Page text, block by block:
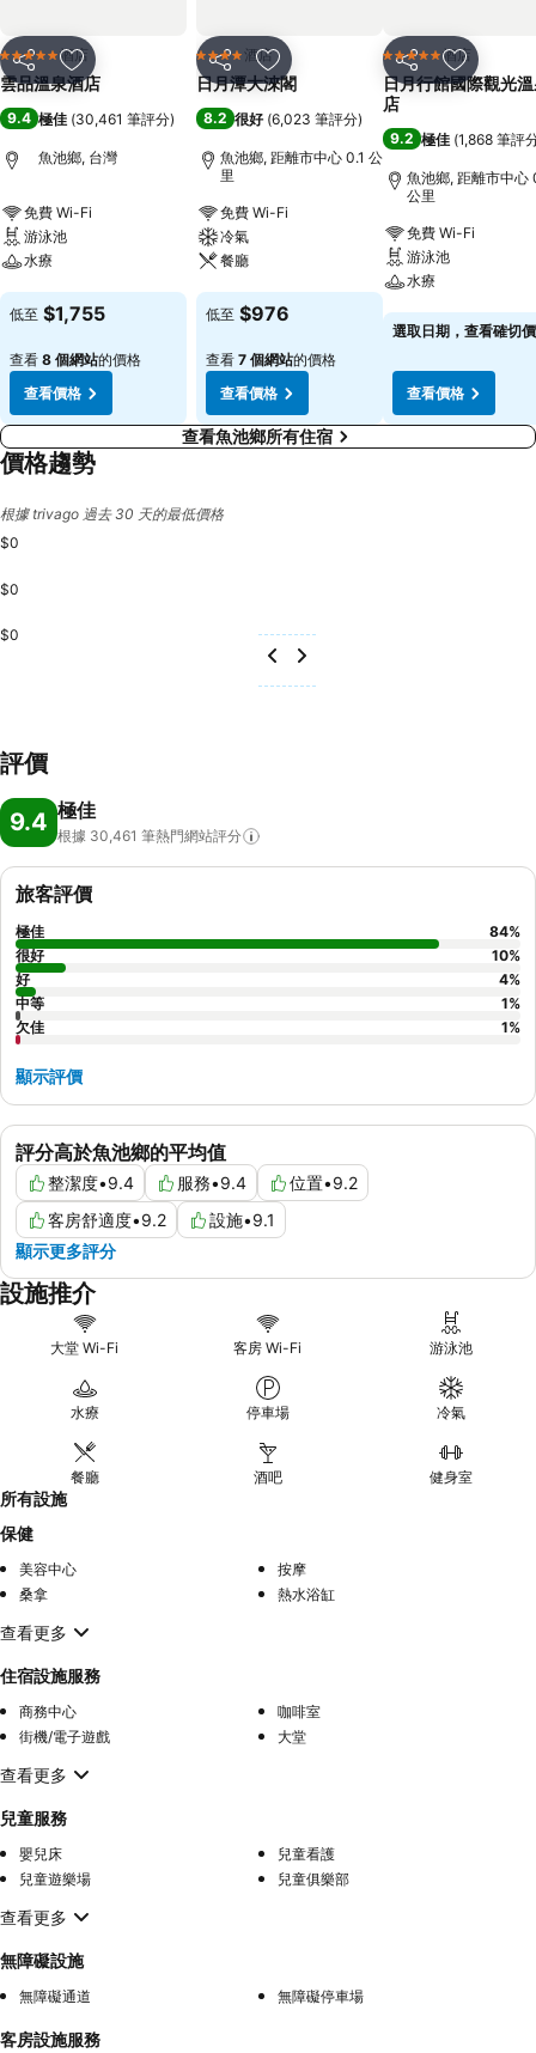
分享 放到收藏夾
5 星級 酒店
雲品溫泉酒店
9.4 極佳 (30,461 筆評分)
魚池鄉, 台灣
免費 Wi-Fi
游泳池
水療
查看價格
低至 $1,755
查看 8 個網站的價格
查看價格
分享 放到收藏夾
4 星級 酒店
日月潭大淶閣
8.2 很好 (6,023 筆評分)
魚池鄉, 距離市中心 0.1 公
里
免費 Wi-Fi
冷氣
餐廳
查看價格
低至 $976
查看 7 個網站的價格
查看價格
分享 放到收藏
5 星級 酒店
日月行館國際觀光
店
9.2 極佳 (1,868 筆評
魚池鄉, 距離市中心
公里
免費 Wi-Fi
游泳池
水療
查看價格
選取日期，查看確切
查看價格
查看魚池鄉所有住宿
價格趨勢
根據 trivago 過去 30 天的最低價格
$0
$0
$0
評價
9.4 極佳
根據 30,461 筆熱門網站評分
評分高於魚池鄉的平均值
整潔度•9.4 服務•9.4 位置•9.2
客房舒適度•9.2 設施•9.1
顯示更多評分
旅客評價
極佳 84%
很好
10%
好
4%
中等
1%
欠佳
1%
顯示評價
設施推介
大堂 Wi-Fi 客房 Wi-Fi 游泳池
水療 停車場 冷氣
餐廳 酒吧 健身室
所有設施
保健
美容中心
按摩
桑拿
熱水浴缸
查看更多
住宿設施服務
商務中心
咖啡室
街機/電子遊戲
大堂
查看更多
兒童服務
嬰兒床
兒童看護
兒童遊樂場
兒童俱樂部
查看更多
無障礙設施
無障礙通道 無障礙停車場
客房設施服務